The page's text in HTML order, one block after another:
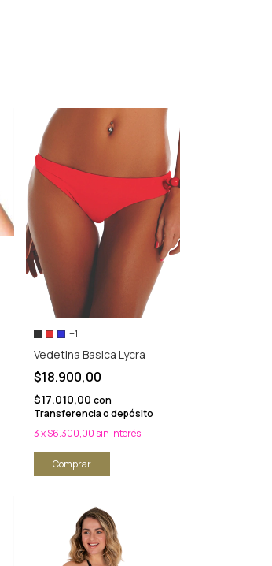
+1
Vedetina Basica Lycra
$18.900,00
$17.010,00 con
Transferencia o depósito
3x$6.300,00 sin interés
Comprar